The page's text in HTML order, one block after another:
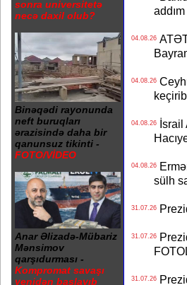
sonra universitetə
necə daxil olub?
Binəqədi rayonunda
neft buruqları
ərazisində daha bir
qanunsuz tikinti -
FOTO/VİDEO
Anar Əlizadə-Mübariz
Mənsimov
qarşıdurması -
Kompromat savaşı
yenidən başlayıb
04.08.26ATƏT
04.08.26
04.08.26İsrail
04.08.26
sülh
31.07.26
31.07.26
31.07.26